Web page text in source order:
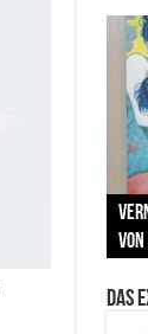
Zu
Das